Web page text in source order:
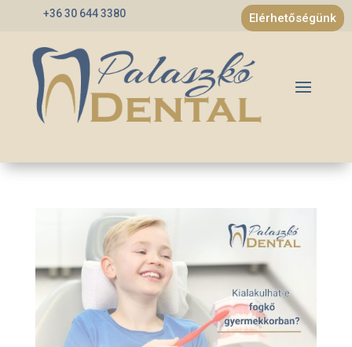
+36 30 644 3380 Elérhetőségünk